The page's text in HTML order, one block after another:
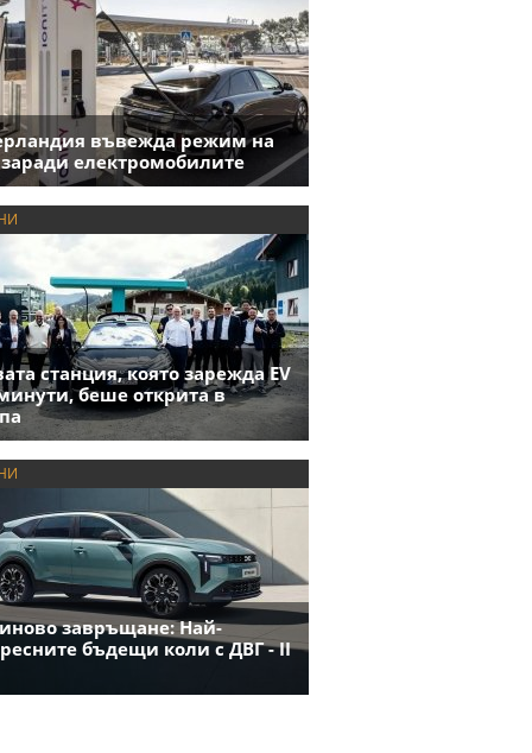
въвежда режим на
заради електромобилите
станция, която зарежда EV
беше открита в
завръщане: Най-
бъдещи коли с ДВГ - II